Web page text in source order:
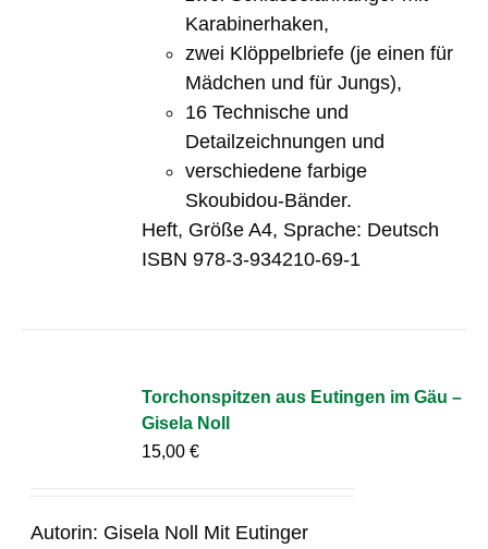
Karabinerhaken,
zwei Klöppelbriefe (je einen für
Mädchen und für Jungs),
16 Technische und
Detailzeichnungen und
verschiedene farbige
Skoubidou-Bänder.
Heft, Größe A4, Sprache: Deutsch
ISBN 978-3-934210-69-1
Torchonspitzen aus Eutingen im Gäu –
Gisela Noll
15,00€
Autorin: Gisela Noll Mit Eutinger